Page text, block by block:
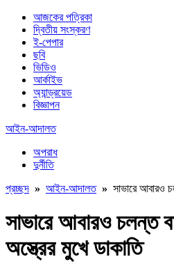
আজকের পত্রিকা
দ্বিতীয় সংস্করণ
ই-পেপার
ছবি
ভিডিও
আর্কাইভ
অ্যান্ড্রয়েড
বিজ্ঞাপন
আইন-আদালত
অপরাধ
দুর্নীতি
প্রচ্ছদ » আইন-আদালত» সাভারে আবারও
সাভারে আবারও চলন্ত
অস্ত্রের মুখে ডাকাতি